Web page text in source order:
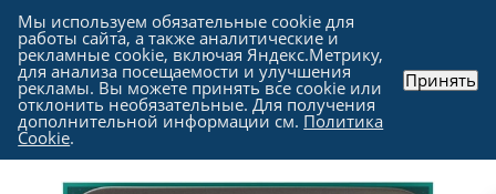
Каталог - Комплектующие для компьютера
Процессоры
Мы используем обязательные cookie для
работы сайта, а также аналитические и
рекламные cookie, включая Яндекс.Метрику,
для анализа посещаемости и улучшения
рекламы. Вы можете принять все cookie или
отклонить необязательные. Для получения
дополнительной информации см. Политика
Cookie.
Принять